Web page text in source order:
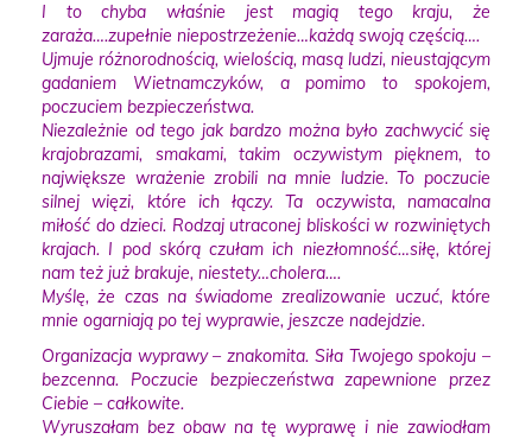
I to chyba właśnie jest magią tego kraju, że
zaraża….zupełnie niepostrzeżenie…każdą swoją częścią….
Ujmuje różnorodnością, wielością, masą ludzi, nieustającym
gadaniem Wietnamczyków, a pomimo to spokojem,
poczuciem bezpieczeństwa.
Niezależnie od tego jak bardzo można było zachwycić się
krajobrazami, smakami, takim oczywistym pięknem, to
największe wrażenie zrobili na mnie ludzie. To poczucie
silnej więzi, które ich łączy. Ta oczywista, namacalna
miłość do dzieci. Rodzaj utraconej bliskości w rozwiniętych
krajach. I pod skórą czułam ich niezłomność…siłę, której
nam też już brakuje, niestety…cholera….
Myślę, że czas na świadome zrealizowanie uczuć, które
mnie ogarniają po tej wyprawie, jeszcze nadejdzie.
Organizacja wyprawy – znakomita. Siła Twojego spokoju –
bezcenna. Poczucie bezpieczeństwa zapewnione przez
Ciebie – całkowite.
Wyruszałam bez obaw na tę wyprawę i nie zawiodłam